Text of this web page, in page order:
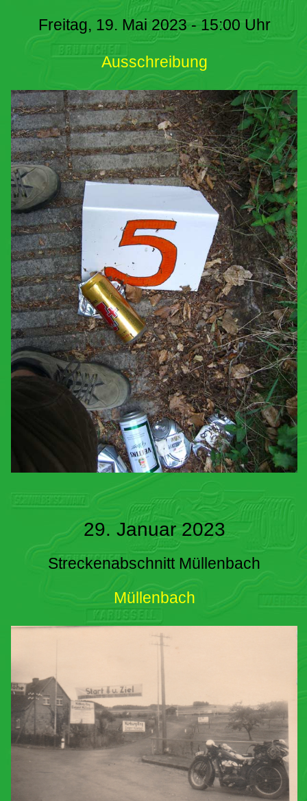
Freitag, 19. Mai 2023 - 15:00 Uhr
Ausschreibung
29. Januar 2023
Streckenabschnitt Müllenbach
Müllenbach